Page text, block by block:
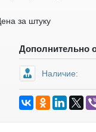
за штуку
Дополнительно
Наличие: